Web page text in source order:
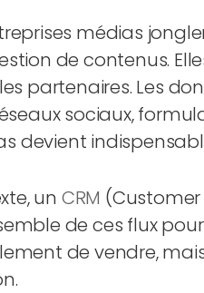
médias
de contenus.
partenaires. Les
sociaux,
devient
un CRM
de ces flux
de vendre,